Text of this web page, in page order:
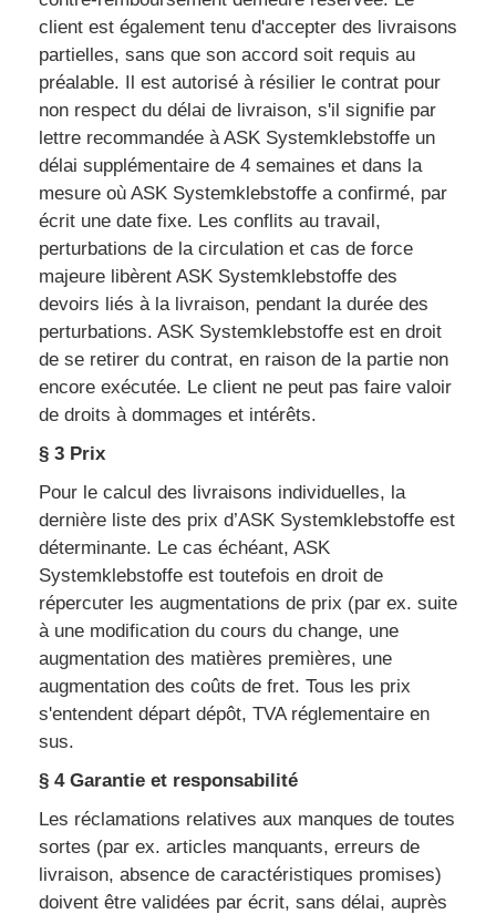
client est également tenu d'accepter des livraisons
partielles, sans que son accord soit requis au
préalable. Il est autorisé à résilier le contrat pour
non respect du délai de livraison, s'il signifie par
lettre recommandée à ASK Systemklebstoffe un
délai supplémentaire de 4 semaines et dans la
mesure où ASK Systemklebstoffe a confirmé, par
écrit une date fixe. Les conflits au travail,
perturbations de la circulation et cas de force
majeure libèrent ASK Systemklebstoffe des
devoirs liés à la livraison, pendant la durée des
perturbations. ASK Systemklebstoffe est en droit
de se retirer du contrat, en raison de la partie non
encore exécutée. Le client ne peut pas faire valoir
de droits à dommages et intérêts.
§ 3 Prix
Pour le calcul des livraisons individuelles, la
dernière liste des prix d’ASK Systemklebstoffe est
déterminante. Le cas échéant, ASK
Systemklebstoffe est toutefois en droit de
répercuter les augmentations de prix (par ex. suite
à une modification du cours du change, une
augmentation des matières premières, une
augmentation des coûts de fret. Tous les prix
s'entendent départ dépôt, TVA réglementaire en
sus.
§ 4 Garantie et responsabilité
Les réclamations relatives aux manques de toutes
sortes (par ex. articles manquants, erreurs de
livraison, absence de caractéristiques promises)
doivent être validées par écrit, sans délai, auprès